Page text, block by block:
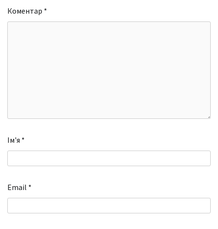
Коментар *
Ім'я *
Email *